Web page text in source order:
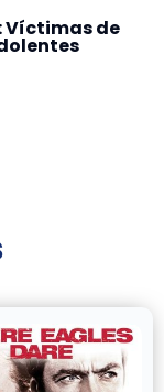
Víctimas de